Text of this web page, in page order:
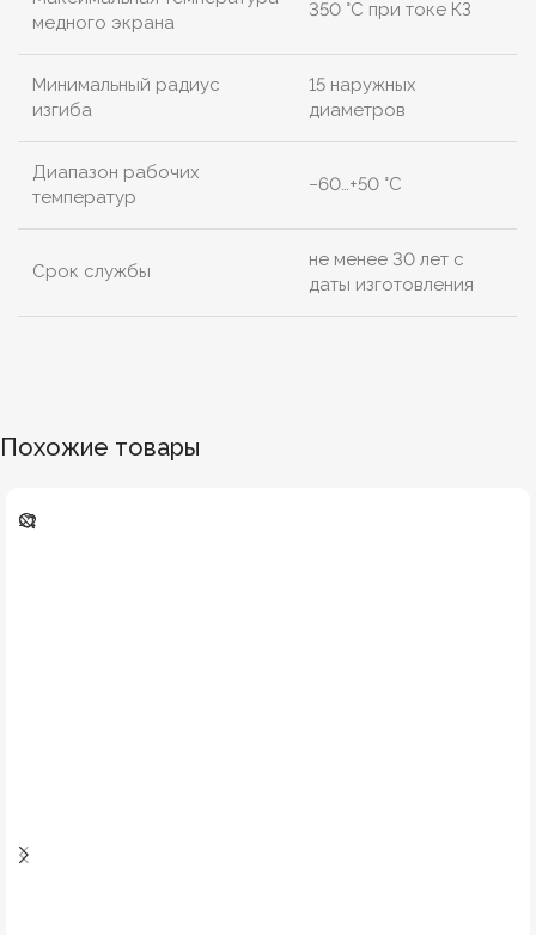
медного экрана
350 °C при токе КЗ
Минимальный радиус
изгиба
15 наружных
диаметров
Диапазон рабочих
температур
−60…+50 °C
Срок службы
не менее 30 лет с
даты изготовления
Похожие товары